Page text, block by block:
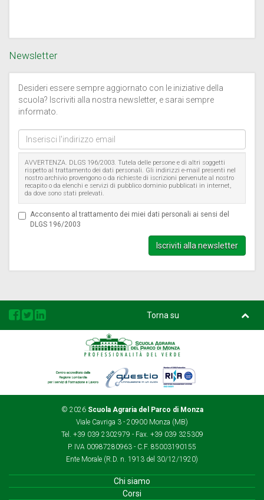
Newsletter
Desideri essere sempre aggiornato con le iniziative della
scuola? Iscriviti alla nostra newsletter, e sarai sempre
informato.
Inserisci
l'indirizzo
email
AVVERTENZA. DLGS 196/2003. Tutela delle persone e di altri soggetti
rispetto al trattamento dei dati personali. Gli indirizzi e-mail presenti nel
nostro archivio provengono o da richieste di iscrizioni pervenute al nostro
recapito o da elenchi e servizi di pubblico dominio pubblicati in internet,
da dove sono stati prelevati.
Acconsento al trattamento dei miei dati personali ai sensi del
DLGS 196/2003
Iscriviti alla newsletter
Torna su
Regione
Lombardia
Questio Rina
© 2026 Scuola Agraria del Parco di Monza
Viale Cavriga 3 - 20900 Monza (MB)
Tel. +39 039 2302979 - Fax. +39 039 325309
P. IVA 00987280963 - C.F. 85003190155
Ente Morale (R.D. n. 1913 del 30/12/1920)
Chi siamo
Corsi